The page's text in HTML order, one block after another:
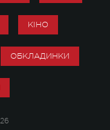
КІНО
ОБКЛАДИНКИ